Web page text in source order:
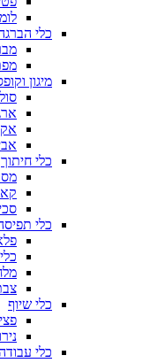
כלי
מיגון
כלי חיתוך
כלי
כלי שיוף
כלי